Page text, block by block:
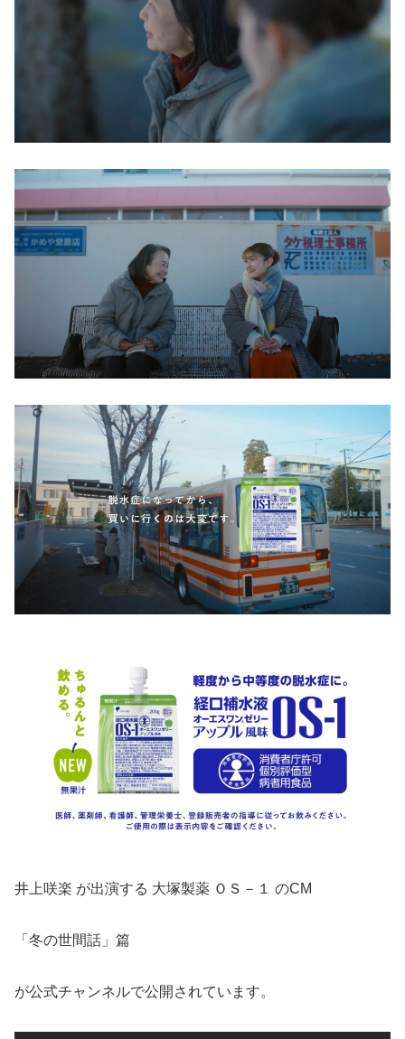
井上咲楽 が出演する 大塚製薬 ＯＳ－１ のCM
「冬の世間話」篇
が公式チャンネルで公開されています。